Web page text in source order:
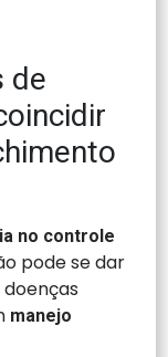
de
no controle
pode se dar
manejo